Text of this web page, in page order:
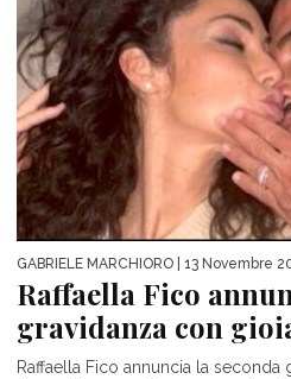
GABRIELE MARCHIORO | 13 Novembre
Raffaella Fico
gravidanza con
Raffaella Fico annuncia la seconda